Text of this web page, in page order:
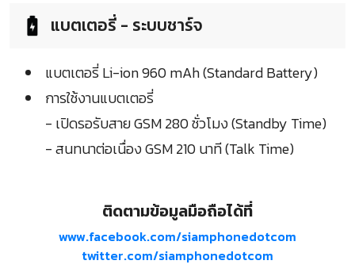
แบตเตอรี่ - ระบบชาร์จ
แบตเตอรี่ Li-ion 960 mAh (Standard Battery)
การใช้งานแบตเตอรี่
- เปิดรอรับสาย GSM 280 ชั่วโมง (Standby Time)
- สนทนาต่อเนื่อง GSM 210 นาที (Talk Time)
ติดตามข้อมูลมือถือได้ที่
www.facebook.com/siamphonedotcom
twitter.com/siamphonedotcom